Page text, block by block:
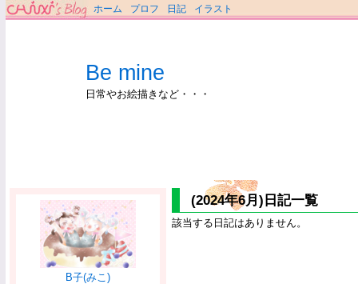
ホーム プロフ 日記 イラスト
Be mine
日常やお絵描きなど・・・
B子(みこ)
(2024年6月)日記一覧
該当する日記はありません。